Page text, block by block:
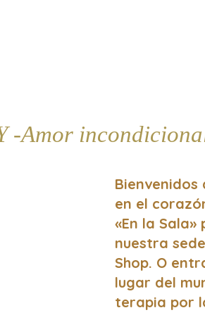
-Amor
en el
«En la
nuestra
Shop. O
lugar del
terapia por